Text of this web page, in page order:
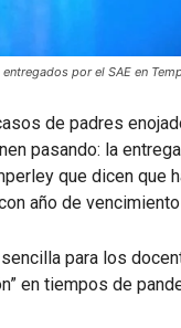
por el SAE en
de padres
pasando: la
que dicen que
año de vencimiento
para los
en tiempos de